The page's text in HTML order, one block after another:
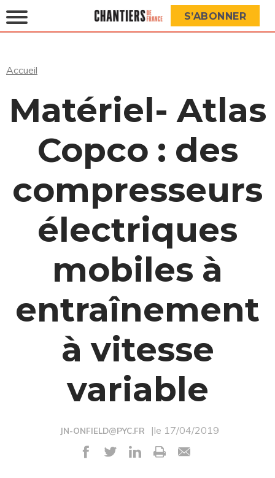
S’ABONNER
Accueil
Matériel- Atlas
Copco : des
compresseurs
électriques
mobiles à
entraînement
à vitesse
variable
JN-ONFIELD@PYC.FR |le 17/04/2019